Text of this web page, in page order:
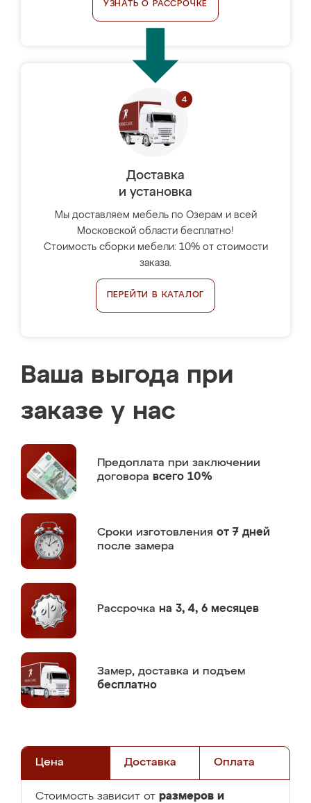
УЗНАТЬ О РАССРОЧКЕ
Доставка
и установка
Мы доставляем мебель по Озерам и всей
Московской области бесплатно!
Стоимость сборки мебели: 10% от стоимости
заказа.
ПЕРЕЙТИ В КАТАЛОГ
Ваша выгода при
заказе у нас
Предоплата при заключении
договора всего 10%
Сроки изготовления от 7 дней
после замера
Рассрочка на 3, 4, 6 месяцев
Замер, доставка и подъем
бесплатно
Цена Доставка Оплата
Стоимость зависит от размеров и